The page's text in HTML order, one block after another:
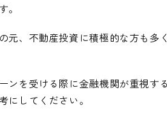
。
元、不動産投資に積極的な方も多
ンを受ける際に金融機関が重視す
にしてください。